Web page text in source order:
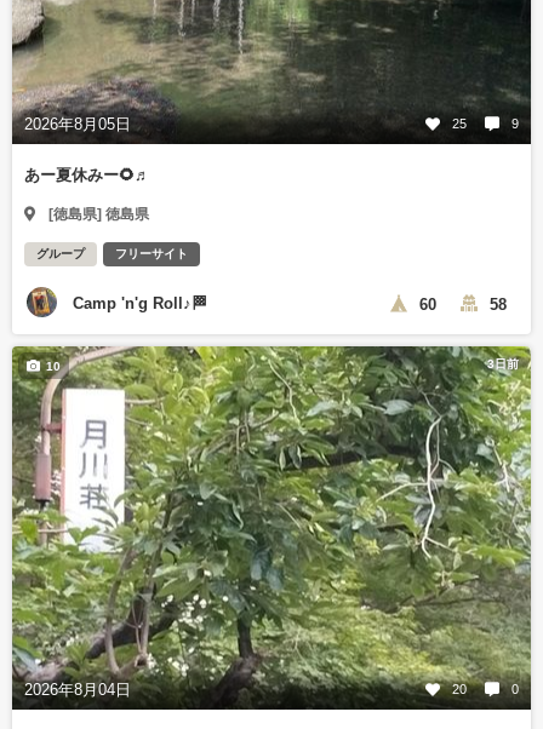
2026年8月05日 25 9
あー夏休みー🌻♬
[徳島県] 徳島県
グループ フリーサイト
Camp 'n'g Roll♪🏁 60 58
3日前
2026年8月04日 20 0
10